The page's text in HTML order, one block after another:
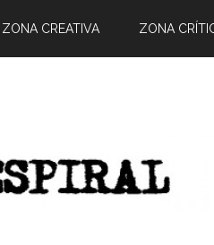
ZONA CREATIVA ZONA